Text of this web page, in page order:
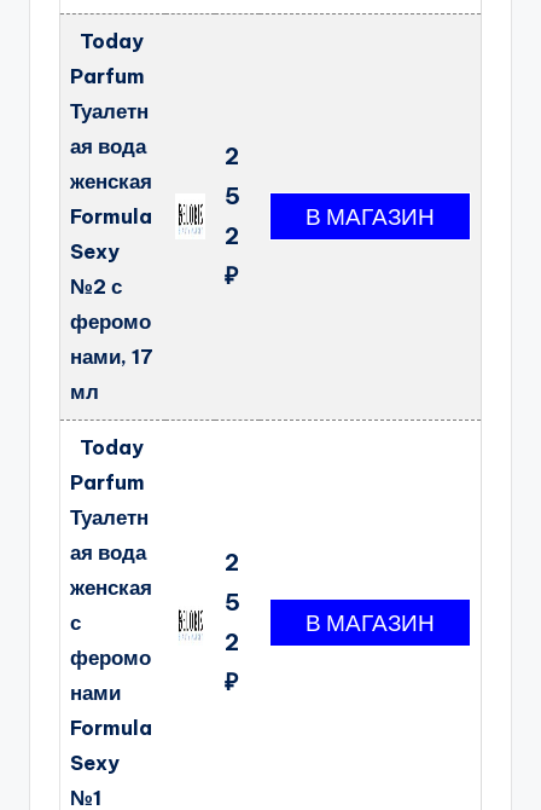
Today
Parfum
Туалетн
ая вода
женская
Formula
Sexy
№2 с
феромо
нами, 17
мл
2
5
2
₽
Today
Parfum
Туалетн
ая вода
женская
с
феромо
нами
Formula
Sexy
№1
2
5
2
₽